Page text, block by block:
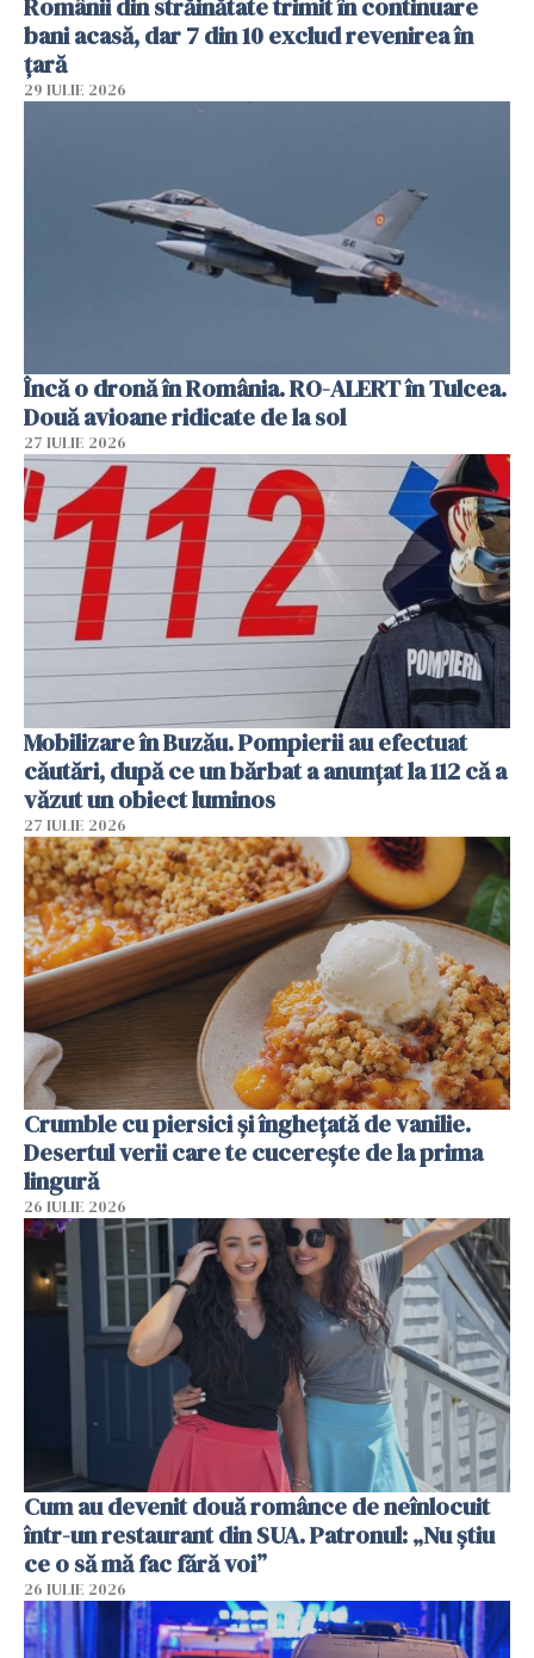
bani acasă, dar 7 din 10 exclud revenirea în
țară
29 IULIE 2026
Încă o dronă în România. RO-ALERT în Tulcea.
Două avioane ridicate de la sol
27 IULIE 2026
Mobilizare în Buzău. Pompierii au efectuat
căutări, după ce un bărbat a anunțat la 112 că a
văzut un obiect luminos
27 IULIE 2026
Crumble cu piersici și înghețată de vanilie.
Desertul verii care te cucerește de la prima
lingură
26 IULIE 2026
Cum au devenit două românce de neînlocuit
într-un restaurant din SUA. Patronul: „Nu știu
ce o să mă fac fără voi”
26 IULIE 2026